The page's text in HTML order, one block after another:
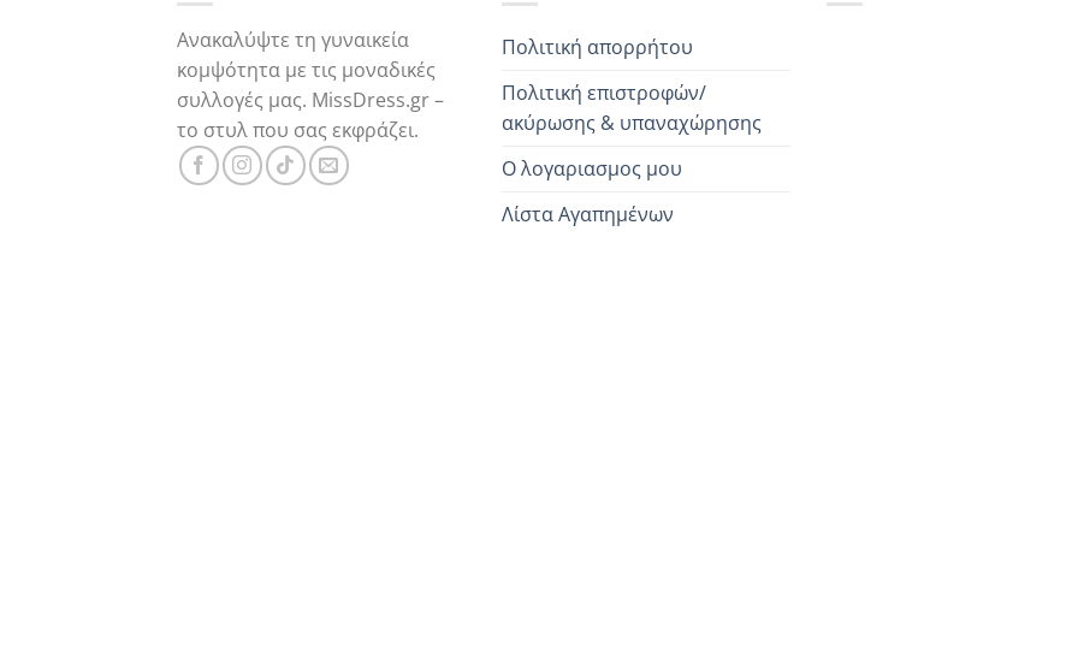
Ανακαλύψτε τη γυναικεία
κομψότητα με τις μοναδικές
συλλογές μας. MissDress.gr –
το στυλ που σας εκφράζει.
Πολιτική απορρήτου
Πολιτική επιστροφών/
ακύρωσης & υπαναχώρησης
Ο λογαριασμος μου
Λίστα Αγαπημένων